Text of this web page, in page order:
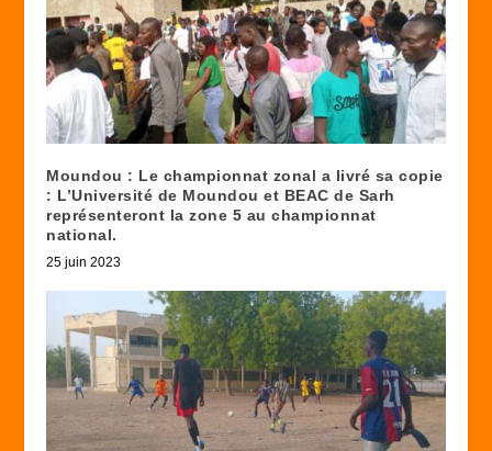
Moundou : Le championnat zonal a livré sa copie
: L’Université de Moundou et BEAC de Sarh
représenteront la zone 5 au championnat
national.
25 juin 2023